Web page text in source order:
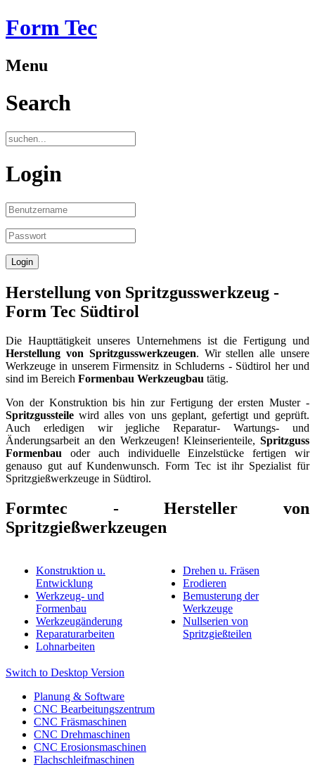
Form Tec
Menu
Search
Login
Herstellung von Spritzgusswerkzeug -
Form Tec Südtirol
Die Haupttätigkeit unseres Unternehmens ist die Fertigung und
Herstellung von Spritzgusswerkzeugen. Wir stellen alle unsere
Werkzeuge in unserem Firmensitz in Schluderns - Südtirol her und
sind im Bereich Formenbau Werkzeugbau tätig.
Von der Konstruktion bis hin zur Fertigung der ersten Muster -
Spritzgussteile wird alles von uns geplant, gefertigt und geprüft.
Auch erledigen wir jegliche Reparatur- Wartungs- und
Änderungsarbeit an den Werkzeugen! Kleinserienteile, Spritzguss
Formenbau oder auch individuelle Einzelstücke fertigen wir
genauso gut auf Kundenwunsch. Form Tec ist ihr Spezialist für
Spritzgießwerkzeuge in Südtirol.
Formtec - Hersteller von
Spritzgießwerkzeugen
Konstruktion u.
Entwicklung
Werkzeug- und
Formenbau
Werkzeugänderung
Reparaturarbeiten
Lohnarbeiten
Drehen u. Fräsen
Erodieren
Bemusterung der
Werkzeuge
Nullserien von
Spritzgießteilen
Switch to Desktop Version
Planung & Software
CNC Bearbeitungszentrum
CNC Fräsmaschinen
CNC Drehmaschinen
CNC Erosionsmaschinen
Flachschleifmaschinen